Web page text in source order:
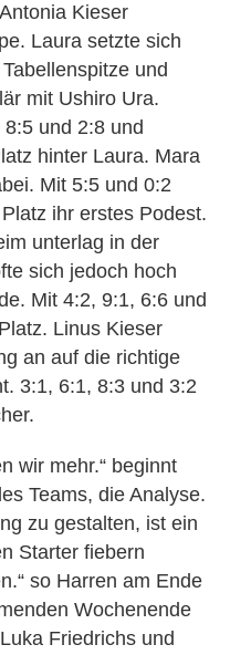
Kieser
Laura setzte sich
und
mit Ushiro Ura.
und 2:8 und
hinter Laura. Mara
Mit 5:5 und 0:2
ihr erstes Podest.
unterlag in der
sich jedoch hoch
Mit 4:2, 9:1, 6:6 und
Linus Kieser
an auf die richtige
3:1, 6:1, 8:3 und 3:2
wir mehr.“ beginnt
Teams, die Analyse.
zu gestalten, ist ein
Starter fiebern
so Harren am Ende
Wochenende
Friedrichs und